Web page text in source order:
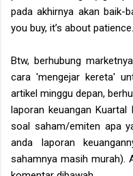
pada akhirnya akan baik-
you buy, it’s about patience.
Btw, berhubung
cara 'mengejar kereta'
artikel minggu depan,
laporan keuangan
soal saham/emiten apa
anda laporan
sahamnya masih murah).